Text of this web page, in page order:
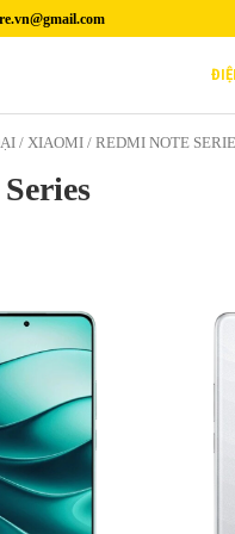
/ XIAOMI / REDMI NOTE
HDR10+,
( ~87,4% tỷ lệ